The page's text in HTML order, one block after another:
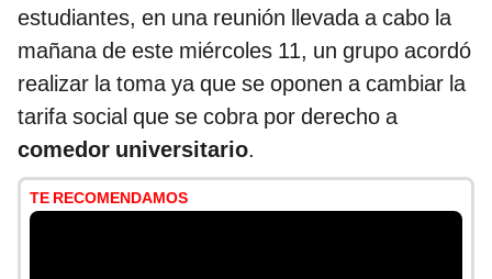
estudiantes, en una reunión llevada a cabo la
mañana de este miércoles 11, un grupo acordó
realizar la toma ya que se oponen a cambiar la
tarifa social que se cobra por derecho a
comedor universitario.
TE RECOMENDAMOS